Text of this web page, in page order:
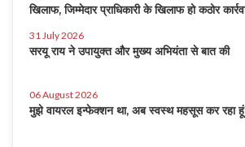
खिलाफ, जिम्मेदार प्राधिकारी के खिलाफ हो कठोर
31 July 2026
सरयू राय ने उपायुक्त और मुख्य अभियंता से बात की
06 August 2026
मुझे वायरल इन्फेक्शन था, अब स्वस्थ महसूस कर रहा